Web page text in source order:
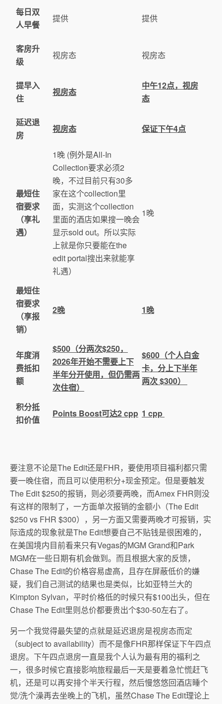
每日双
人早餐
提供 提供
客房升
级
视房态 视房态
提早入
住
视房态
中午12点，视房
态
延迟退
房
视房态 保证下午4点
最短住
宿要求
（享礼
遇）
1晚 (例外是All-In
Collection要求必须2
晚，不过目前只有30多
家在这个collection里
面，实测这个collection
里面的酒店如果搜一晚会
显示sold out。所以实际
上就是你只要能在the
edit portal搜出来就能享
礼遇）
1晚
最短住
宿要求
（享报
销）
2晚 1晚
年度消
费抵扣
额
$500（分两次$250，
2026年开始不需要上下
半年分开使用，但仍需两
次住宿）
$600（个人白金
卡，分上下半年
两次 $300）
积分抵
扣价值
Points Boost可达2 cpp 1 cpp
要注意不论是The Edit还是FHR，要使用项目福利都只需
要一晚住宿，而且可以使用积分+现金预定。但是要触发
The Edit $250的报销，则必须要两晚，而Amex FHR则没
有这样的限制了，一方面单次报销的金额小（The Edit
$250 vs FHR $300），另一方面又需要两晚才可报销，实
际造成的现象就是The Edit想要自己不贴钱是很困难的，
在美国境内目前看来只有Vegas的MGM Grand和Park
MGM在一些日期有机会做到。而且根据大家的反馈，
Chase The Edit的价格容易虚高，且存在屏蔽低价的嫌
疑，我们自己测试的结果也是类似，比如亚特兰大的
Kimpton Sylvan，平时价格低的时候只有$100出头，但在
Chase The Edit里则总价都要贵出个$30-50左右了。
另一个我觉得最失望的点就是延迟退房是视房态而定
（subject to availability）而不是像FHR那样保证下午四点
退房。下午四点退房一直是我个人认为最有用的福利之
一，很多时候它直接影响旅程最后一天是要着急忙慌赶飞
机，还是可以再安排个半天行程，然后慢悠悠回酒店睡个
觉/洗个澡再去坐晚上的飞机，虽然Chase The Edit理论上